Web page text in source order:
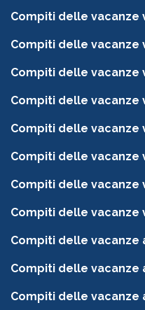
Compiti delle vacanze
Compiti delle vacanze
Compiti delle vacanze
Compiti delle vacanze
Compiti delle vacanze
Compiti delle vacanze
Compiti delle vacanze
Compiti delle vacanze
Compiti delle vacanze
Compiti delle vacanze
Compiti delle vacanze